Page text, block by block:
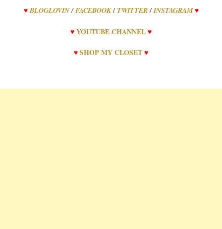
♥ BLOGLOVIN/FACEBOOK / TWITTER / INSTAGRAM ♥
♥YOUTUBE CHANNEL♥
♥SHOP MY CLOSET♥